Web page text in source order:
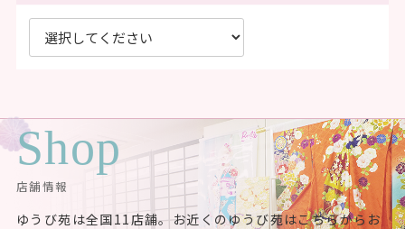
Shop
店舗情報
ゆうび苑は全国11店舗。お近くのゆうび苑はこちらからお